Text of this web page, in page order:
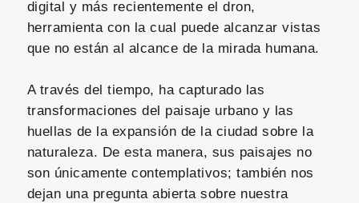
digital y más recientemente el dron,
herramienta con la cual puede alcanzar vistas
que no están al alcance de la mirada humana.
A través del tiempo, ha capturado las
transformaciones del paisaje urbano y las
huellas de la expansión de la ciudad sobre la
naturaleza. De esta manera, sus paisajes no
son únicamente contemplativos; también nos
dejan una pregunta abierta sobre nuestra